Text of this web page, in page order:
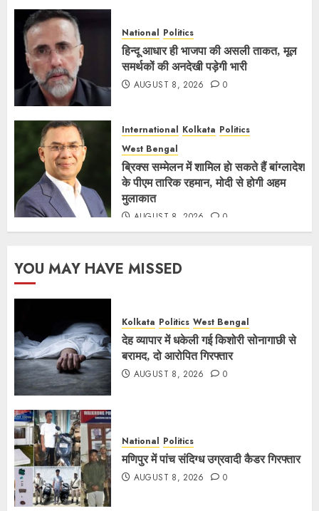
National Politics
हिन्दू आधार ही भाजपा की असली ताकत, मूल
समर्थकों की अनदेखी पड़ेगी भारी
AUGUST 8, 2026 0
International Kolkata Politics
West Bengal
ब्रिक्स सम्मेलन में शामिल हाे सकते हैं बांग्लादेश
के पीएम तारिक रहमान, मोदी से होगी अहम
मुलाकात
AUGUST 8, 2026 0
YOU MAY HAVE MISSED
Kolkata Politics West Bengal
देह व्यापार में धकेली गई किशोरी सोनागाछी से
बरामद, दो आरोपित गिरफ्तार
AUGUST 8, 2026 0
National Politics
मणिपुर में पांच संदिग्ध उग्रवादी कैडर गिरफ्तार
AUGUST 8, 2026 0